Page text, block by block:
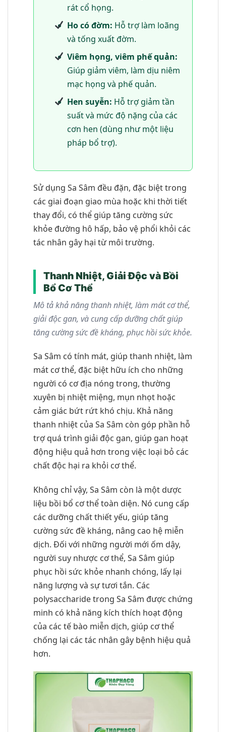
rát cổ họng.
Ho có đờm: Hỗ trợ làm loãng
và tống xuất đờm.
Viêm họng, viêm phế quản:
Giúp giảm viêm, làm dịu niêm
mạc họng và phế quản.
Hen suyễn: Hỗ trợ giảm tần
suất và mức độ nặng của các
cơn hen (dùng như một liệu
pháp bổ trợ).
Sử dụng Sa Sâm đều đặn, đặc biệt trong
các giai đoạn giao mùa hoặc khi thời tiết
thay đổi, có thể giúp tăng cường sức
khỏe đường hô hấp, bảo vệ phổi khỏi các
tác nhân gây hại từ môi trường.
Thanh Nhiệt, Giải Độc và Bồi
Bổ Cơ Thể
Mô tả khả năng thanh nhiệt, làm mát cơ thể,
giải độc gan, và cung cấp dưỡng chất giúp
tăng cường sức đề kháng, phục hồi sức khỏe.
Sa Sâm có tính mát, giúp thanh nhiệt, làm
mát cơ thể, đặc biệt hữu ích cho những
người có cơ địa nóng trong, thường
xuyên bị nhiệt miệng, mụn nhọt hoặc
cảm giác bứt rứt khó chịu. Khả năng
thanh nhiệt của Sa Sâm còn góp phần hỗ
trợ quá trình giải độc gan, giúp gan hoạt
động hiệu quả hơn trong việc loại bỏ các
chất độc hại ra khỏi cơ thể.
Không chỉ vậy, Sa Sâm còn là một dược
liệu bồi bổ cơ thể toàn diện. Nó cung cấp
các dưỡng chất thiết yếu, giúp tăng
cường sức đề kháng, nâng cao hệ miễn
dịch. Đối với những người mới ốm dậy,
người suy nhược cơ thể, Sa Sâm giúp
phục hồi sức khỏe nhanh chóng, lấy lại
năng lượng và sự tươi tắn. Các
polysaccharide trong Sa Sâm được chứng
minh có khả năng kích thích hoạt động
của các tế bào miễn dịch, giúp cơ thể
chống lại các tác nhân gây bệnh hiệu quả
hơn.